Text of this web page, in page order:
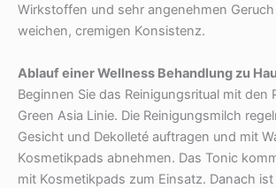
Wirkstoffen und sehr angenehmen
weichen, cremigen Konsistenz.
Ablauf einer Wellness Behandlung zu
Beginnen Sie das Reinigungsritual mit den
Green Asia Linie. Die Reinigungsmilch
Gesicht und Dekolleté auftragen und mit
Kosmetikpads abnehmen. Das Tonic
mit Kosmetikpads zum Einsatz. Danach